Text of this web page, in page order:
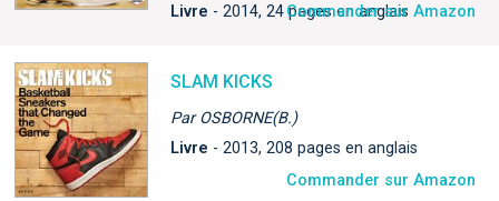
Livre - 2014, 24 pages en anglais
Commander sur Amazon
SLAM KICKS
Par OSBORNE(B.)
Livre - 2013, 208 pages en anglais
Commander sur Amazon